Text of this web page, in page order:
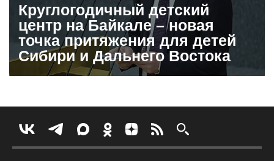
Круглогодичный детский
центр на Байкале – новая
точка притяжения для детей
Сибири и Дальнего Востока